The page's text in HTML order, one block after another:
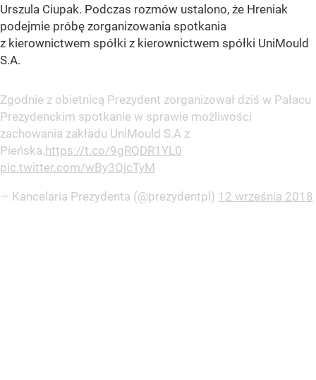
Urszula Ciupak. Podczas rozmów ustalono, że Hreniak
podejmie próbę zorganizowania spotkania
z kierownictwem spółki z kierownictwem spółki UniMould
S.A.
Zgodnie z obietnicą Prezydent zorganizował dziś w Pałacu
Prezydenckim spotkanie w sprawie możliwości
zachowania zakładu UniMould S.A z
Pieńska.https://t.co/9gRQDR1YL0
pic.twitter.com/wBy3QjcTyM
— Kancelaria Prezydenta (@prezydentpl) 12 września 2018